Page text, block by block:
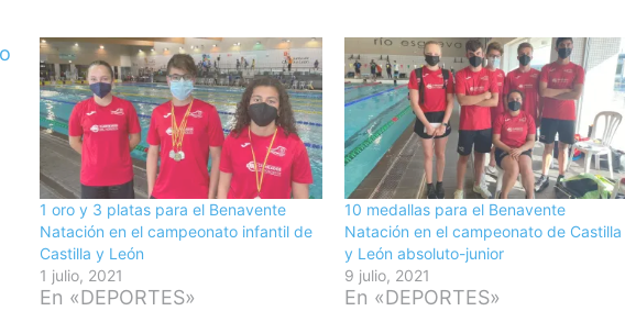
1 oro y 3 platas para el Benavente
Natación en el campeonato infantil de
Castilla y León
1 julio, 2021
En «DEPORTES»
10 medallas para el Benavente
Natación en el campeonato de Castilla
y León absoluto-junior
9 julio, 2021
En «DEPORTES»